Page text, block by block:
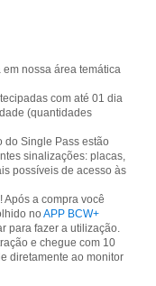
nossa área temática
com até 01 dia
(quantidades
do Single Pass estão
sinalizações: placas,
possíveis de acesso às
Após a compra você
no APP BCW+
para fazer a utilização.
e chegue com 10
diretamente ao monitor